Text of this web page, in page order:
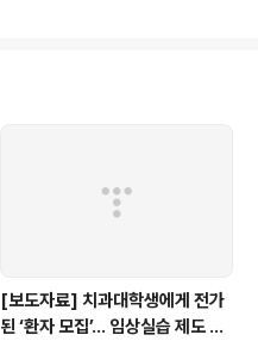
[보도자료] 치과대학생에게 전가
된 ‘환자 모집’… 임상실습 제도 개